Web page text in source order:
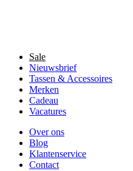
Sale
Nieuwsbrief
Tassen & Accessoires
Merken
Cadeau
Vacatures
Over ons
Blog
Klantenservice
Contact